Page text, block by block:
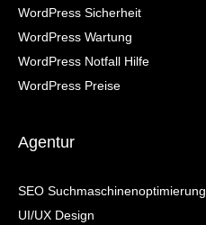
WordPress Sicherheit
WordPress Wartung
WordPress Notfall Hilfe
WordPress Preise
Agentur
SEO Suchmaschinenoptimierung
UI/UX Design